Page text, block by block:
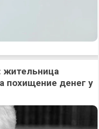
жительница
похищение денег у